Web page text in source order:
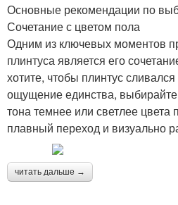
Основные рекомендации по
Сочетание с цветом пола
Одним из ключевых моментов
плинтуса является его
хотите, чтобы плинтус
ощущение единства,
тона темнее или светлее цвета
плавный переход и визуально
читать дальше →